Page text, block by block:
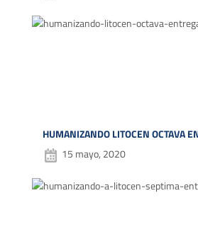
HUMANIZANDO LITOCEN OCTAVA
15 mayo, 2020